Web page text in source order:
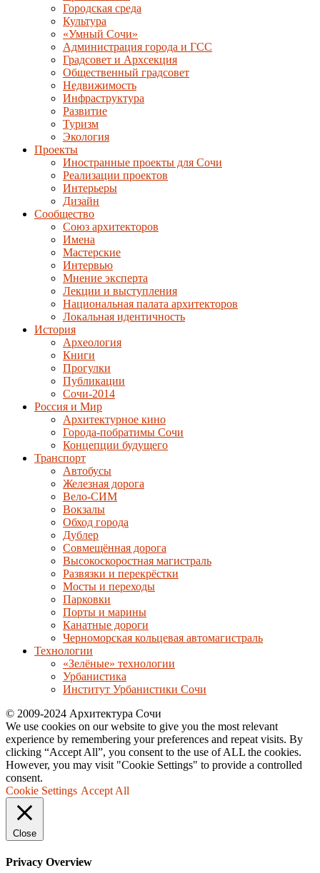
Городская среда
Культура
«Умный Сочи»
Администрация города и ГСС
Градсовет и Архсекция
Общественный градсовет
Недвижимость
Инфраструктура
Развитие
Туризм
Экология
Проекты
Иностранные проекты для Сочи
Реализации проектов
Интерьеры
Дизайн
Сообщество
Союз архитекторов
Имена
Мастерские
Интервью
Мнение эксперта
Лекции и выступления
Национальная палата архитекторов
Локальная идентичность
История
Археология
Книги
Прогулки
Публикации
Сочи-2014
Россия и Мир
Архитектурное кино
Города-побратимы Сочи
Концепции будущего
Транспорт
Автобусы
Железная дорога
Вело-СИМ
Вокзалы
Обход города
Дублер
Совмещённая дорога
Высокоскоростная магистраль
Развязки и перекрёстки
Мосты и переходы
Парковки
Порты и марины
Канатные дороги
Черноморская кольцевая автомагистраль
Технологии
«Зелёные» технологии
Урбанистика
Институт Урбанистики Сочи
© 2009-2024 Архитектура Сочи
We use cookies on our website to give you the most relevant
experience by remembering your preferences and repeat visits. By
clicking “Accept All”, you consent to the use of ALL the cookies.
However, you may visit "Cookie Settings" to provide a controlled
consent.
Cookie Settings Accept All
Close
Privacy Overview